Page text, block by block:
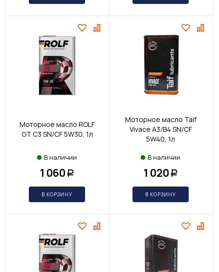
Моторное масло ROLF
GT С3 SN/CF 5W30, 1л
В наличии
1 060 Р
В КОРЗИНУ
Моторное масло Taif
Vivace A3/B4 SN/CF
5W40, 1л
В наличии
1 020 Р
В КОРЗИНУ